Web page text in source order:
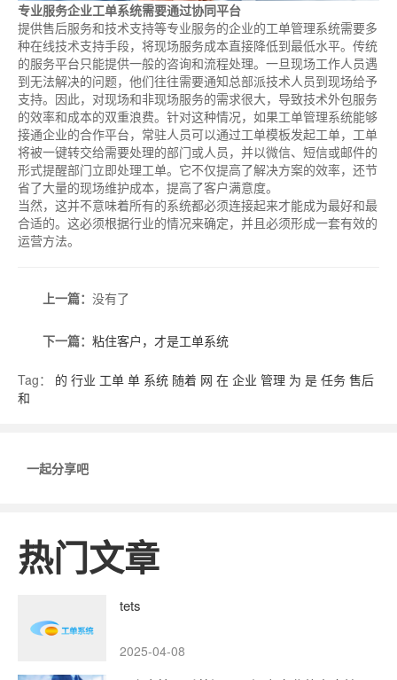
专业服务企业工单系统需要通过协同平台
提供售后服务和技术支持等专业服务的企业的工单管理系统需要多
种在线技术支持手段，将现场服务成本直接降低到最低水平。传统
的服务平台只能提供一般的咨询和流程处理。一旦现场工作人员遇
到无法解决的问题，他们往往需要通知总部派技术人员到现场给予
支持。因此，对现场和非现场服务的需求很大，导致技术外包服务
的效率和成本的双重浪费。针对这种情况，如果工单管理系统能够
接通企业的合作平台，常驻人员可以通过工单模板发起工单，工单
将被一键转交给需要处理的部门或人员，并以微信、短信或邮件的
形式提醒部门立即处理工单。它不仅提高了解决方案的效率，还节
省了大量的现场维护成本，提高了客户满意度。
当然，这并不意味着所有的系统都必须连接起来才能成为最好和最
合适的。这必须根据行业的情况来确定，并且必须形成一套有效的
运营方法。
上一篇： 没有了
下一篇： 粘住客户，才是工单系统
Tag： 的 行业 工单 单 系统 随着 网 在 企业 管理 为 是 任务 售后
和
一起分享吧
热门文章
tets
2025-04-08